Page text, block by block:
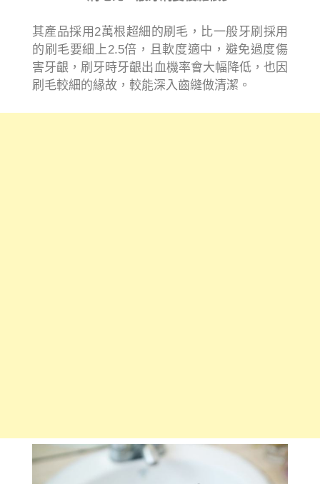
其產品採用2萬根超細的刷毛，比一般牙刷採用
的刷毛要細上2.5倍，且軟度適中，避免過度傷
害牙齦，刷牙時牙齦出血機率會大幅降低，也因
刷毛較細的緣故，較能深入齒縫做清潔。